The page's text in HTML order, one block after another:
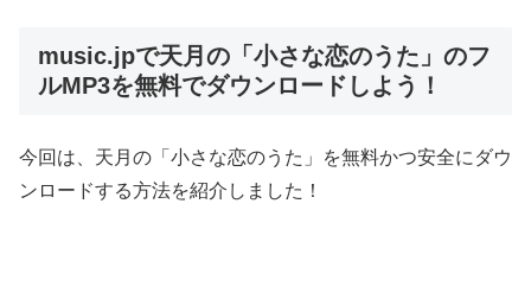
music.jpで天月の「小さな恋のうた」のフ
ルMP3を無料でダウンロードしよう！
今回は、天月の「小さな恋のうた」を無料かつ安全にダウ
ンロードする方法を紹介しました！